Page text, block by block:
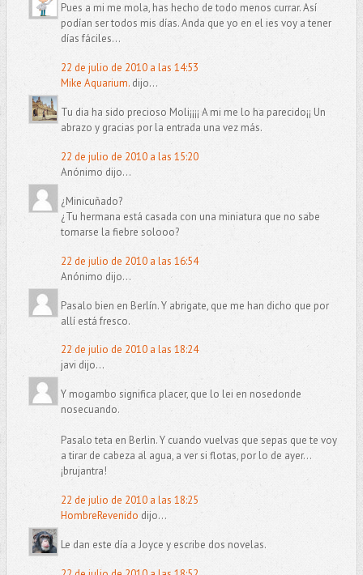
Pues a mi me mola, has hecho de todo menos currar. Así
podían ser todos mis días. Anda que yo en el ies voy a tener
días fáciles...
22 de julio de 2010 a las 14:53
Mike Aquarium.dijo...
Tu dia ha sido precioso Moli¡¡¡¡ A mi me lo ha parecido¡¡ Un
abrazo y gracias por la entrada una vez más.
22 de julio de 2010 a las 15:20
Anónimo dijo...
¿Minicuñado?
¿Tu hermana está casada con una miniatura que no sabe
tomarse la fiebre solooo?
22 de julio de 2010 a las 16:54
Anónimo dijo...
Pasalo bien en Berlín. Y abrigate, que me han dicho que por
allí está fresco.
22 de julio de 2010 a las 18:24
javi dijo...
Y mogambo significa placer, que lo lei en nosedonde
nosecuando.
Pasalo teta en Berlin. Y cuando vuelvas que sepas que te voy
a tirar de cabeza al agua, a ver si flotas, por lo de ayer...
¡brujantra!
22 de julio de 2010 a las 18:25
HombreRevenido dijo...
Le dan este día a Joyce y escribe dos novelas.